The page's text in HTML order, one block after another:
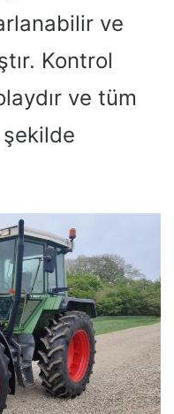
ve
Kontrol
ve tüm